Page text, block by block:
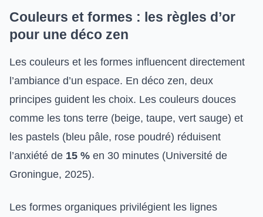
Couleurs et formes : les règles d’or
pour une déco zen
Les couleurs et les formes influencent directement
l’ambiance d’un espace. En déco zen, deux
principes guident les choix. Les couleurs douces
comme les tons terre (beige, taupe, vert sauge) et
les pastels (bleu pâle, rose poudré) réduisent
l’anxiété de 15 % en 30 minutes (Université de
Groningue, 2025).
Les formes organiques privilégient les lignes